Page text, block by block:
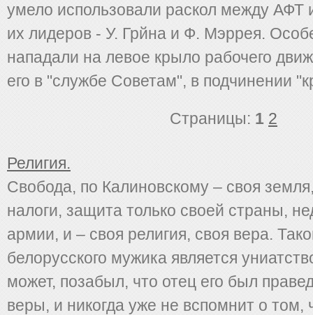
умело использовали раскол между АФТ
их лидеров - У. Грйна и Ф. Мэррея.
нападали на левое крыло рабочего
его в "службе Советам", в подчинении
Страницы: 1 2
Религия.
Свобода, по Калиновскому – своя
налоги, защита только своей страны,
армии, и – своя религия, своя вера.
белорусского мужика является
может, позабыл, что отец его был
веры, и никогда уже не вспомнит о том,